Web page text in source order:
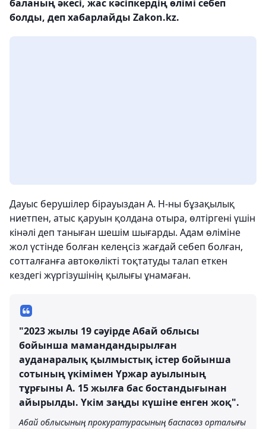
баланың әкесі, жас кәсіпкердің өлімі себеп
болды, деп хабарлайды Zakon.kz.
Дауыс берушілер бірауыздан А. Н-ны бұзақылық
ниетпен, атыс қаруын қолдана отыра, өлтіргені үшін
кінәлі деп таныған шешім шығарды. Адам өліміне
жол үстінде болған келеңсіз жағдай себеп болған,
сотталғанға автокөлікті тоқтатуды талап еткен
кездегі жүргізушінің қылығы ұнамаған.
"2023 жылы 19 сәуірде Абай облысы
бойынша мамандандырылған
ауданаралық қылмыстық істер бойынша
сотының үкімімен Үржар ауылының
тұрғыны А. 15 жылға бас бостандығынан
айырылды. Үкім заңды күшіне енген жоқ".
Абай облысының прокуратурасының баспасөз орталығы